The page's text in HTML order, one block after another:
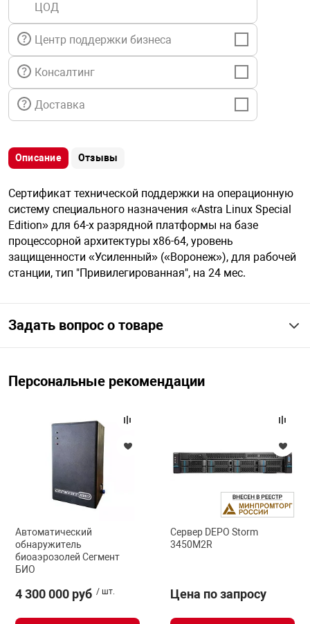
техника
автомобили
информации
средства охраны
ключи
безопасность
ЦОД
Центр поддержки бизнеса
Консалтинг
Доставка
Описание Отзывы
Сертификат технической поддержки на операционную
систему специального назначения «Astra Linux Special
Edition» для 64-х разрядной платформы на базе
процессорной архитектуры x86-64, уровень
защищенности «Усиленный» («Воронеж»), для рабочей
станции, тип "Привилегированная", на 24 мес.
Задать вопрос о товаре
Персональные рекомендации
Автоматический
обнаружитель
биоаэрозолей Сегмент
БИО
4 300 000 руб / шт.
Сервер DEPO Storm
3450M2R
Цена по запросу